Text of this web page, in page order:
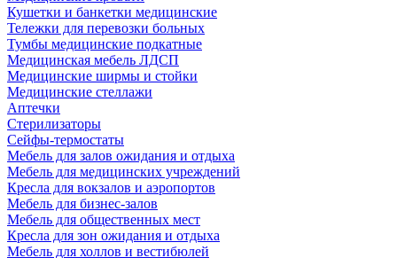
Кушетки и банкетки медицинские
Тележки для перевозки больных
Тумбы медицинские подкатные
Медицинская мебель ЛДСП
Медицинские ширмы и стойки
Медицинские стеллажи
Аптечки
Стерилизаторы
Сейфы-термостаты
Мебель для залов ожидания и отдыха
Мебель для медицинских учреждений
Кресла для вокзалов и аэропортов
Мебель для бизнес-залов
Мебель для общественных мест
Кресла для зон ожидания и отдыха
Мебель для холлов и вестибюлей